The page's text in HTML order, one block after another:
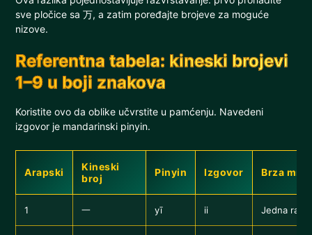
sve pločice sa 万, a zatim poređajte brojeve za moguće
nizove.
Referentna tabela: kineski brojevi
1–9 u boji znakova
Koristite ovo da oblike učvrstite u pamćenju. Navedeni
izgovor je mandarinski pinyin.
Arapski
Kineski
broj
Pinyin Izgovor Brza
1 一 yī ii Jedna